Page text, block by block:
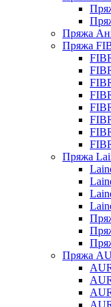
Пряжа
Пряжа
Пряжа
Пряжа